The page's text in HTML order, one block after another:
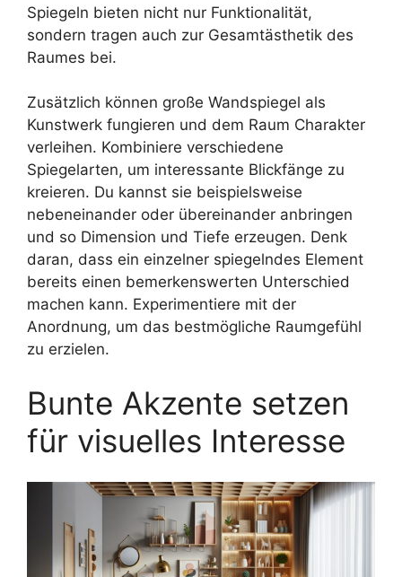
Spiegeln bieten nicht nur Funktionalität,
sondern tragen auch zur Gesamtästhetik des
Raumes bei.
Zusätzlich können große Wandspiegel als
Kunstwerk fungieren und dem Raum Charakter
verleihen. Kombiniere verschiedene
Spiegelarten, um interessante Blickfänge zu
kreieren. Du kannst sie beispielsweise
nebeneinander oder übereinander anbringen
und so Dimension und Tiefe erzeugen. Denk
daran, dass ein einzelner spiegelndes Element
bereits einen bemerkenswerten Unterschied
machen kann. Experimentiere mit der
Anordnung, um das bestmögliche Raumgefühl
zu erzielen.
Bunte Akzente setzen
für visuelles Interesse